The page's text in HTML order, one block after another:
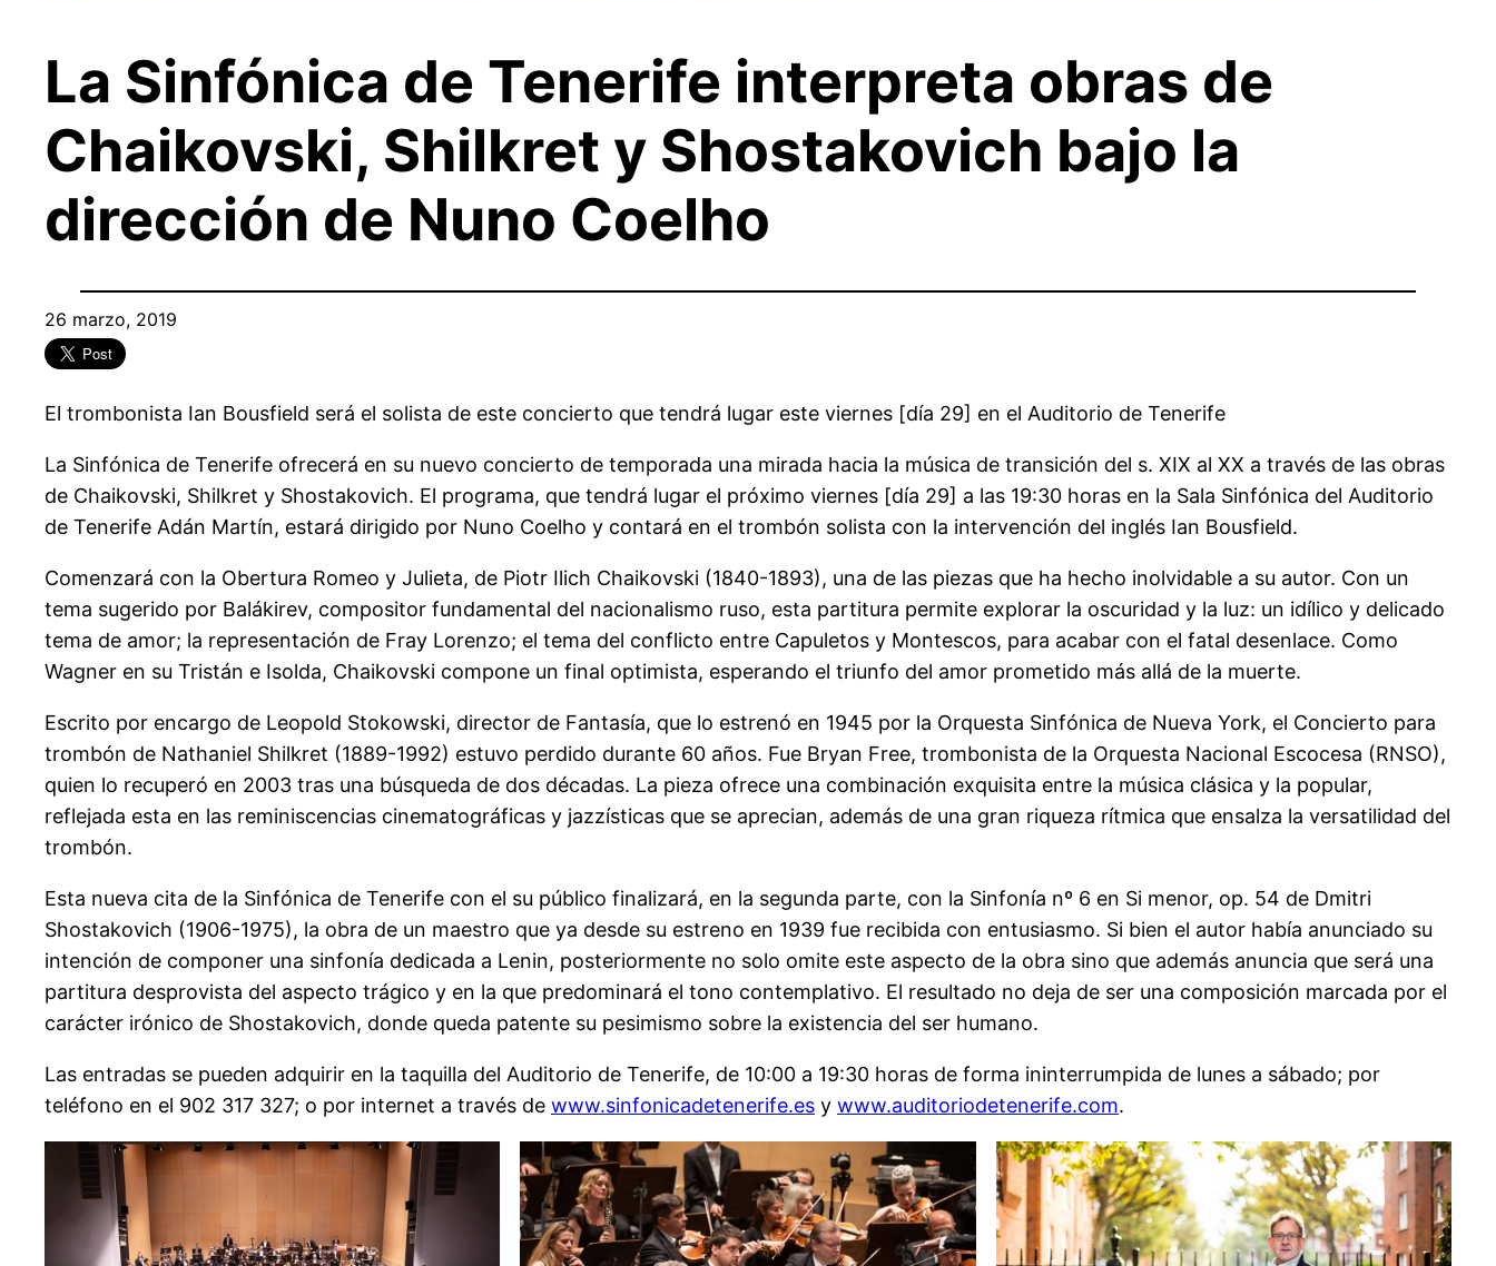
La Sinfónica de Tenerife interpreta obras de
Chaikovski, Shilkret y Shostakovich bajo la
dirección de Nuno Coelho
26 marzo, 2019
El trombonista Ian Bousfield será el solista de este concierto que tendrá lugar este viernes [día 29] en el Auditorio de Tenerife
La Sinfónica de Tenerife ofrecerá en su nuevo concierto de temporada una mirada hacia la música de transición del s. XIX al XX a través de las obras
de Chaikovski, Shilkret y Shostakovich. El programa, que tendrá lugar el próximo viernes [día 29] a las 19:30 horas en la Sala Sinfónica del Auditorio
de Tenerife Adán Martín, estará dirigido por Nuno Coelho y contará en el trombón solista con la intervención del inglés Ian Bousfield.
Comenzará con la Obertura Romeo y Julieta, de Piotr Ilich Chaikovski (1840-1893), una de las piezas que ha hecho inolvidable a su autor. Con un
tema sugerido por Balákirev, compositor fundamental del nacionalismo ruso, esta partitura permite explorar la oscuridad y la luz: un idílico y delicado
tema de amor; la representación de Fray Lorenzo; el tema del conflicto entre Capuletos y Montescos, para acabar con el fatal desenlace. Como
Wagner en su Tristán e Isolda, Chaikovski compone un final optimista, esperando el triunfo del amor prometido más allá de la muerte.
Escrito por encargo de Leopold Stokowski, director de Fantasía, que lo estrenó en 1945 por la Orquesta Sinfónica de Nueva York, el Concierto para
trombón de Nathaniel Shilkret (1889-1992) estuvo perdido durante 60 años. Fue Bryan Free, trombonista de la Orquesta Nacional Escocesa (RNSO),
quien lo recuperó en 2003 tras una búsqueda de dos décadas. La pieza ofrece una combinación exquisita entre la música clásica y la popular,
reflejada esta en las reminiscencias cinematográficas y jazzísticas que se aprecian, además de una gran riqueza rítmica que ensalza la versatilidad del
trombón.
Esta nueva cita de la Sinfónica de Tenerife con el su público finalizará, en la segunda parte, con la Sinfonía nº 6 en Si menor, op. 54 de Dmitri
Shostakovich (1906-1975), la obra de un maestro que ya desde su estreno en 1939 fue recibida con entusiasmo. Si bien el autor había anunciado su
intención de componer una sinfonía dedicada a Lenin, posteriormente no solo omite este aspecto de la obra sino que además anuncia que será una
partitura desprovista del aspecto trágico y en la que predominará el tono contemplativo. El resultado no deja de ser una composición marcada por el
carácter irónico de Shostakovich, donde queda patente su pesimismo sobre la existencia del ser humano.
Las entradas se pueden adquirir en la taquilla del Auditorio de Tenerife, de 10:00 a 19:30 horas de forma ininterrumpida de lunes a sábado; por
teléfono en el 902 317 327; o por internet a través de www.sinfonicadetenerife.es y www.auditoriodetenerife.com.